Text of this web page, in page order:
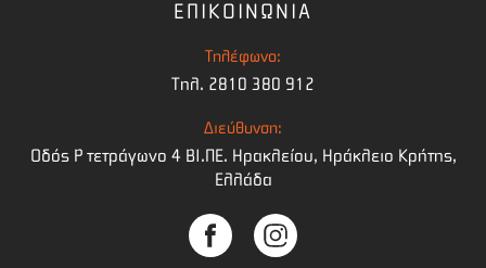
ΕΠΙΚΟΙΝΩΝΙΑ
Τηλέφωνο:
Τηλ. 2810 380 912
Διεύθυνση:
Οδός Ρ τετράγωνο 4 BI.ΠΕ. Ηρακλείου, Ηράκλειο Κρήτης,
Ελλάδα